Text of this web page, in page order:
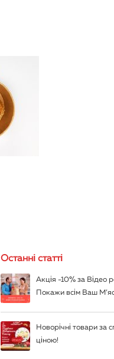
Останні статті
Акція -10% за Відео
Покажи всім Ваш
Новорічні товари за
ціною!